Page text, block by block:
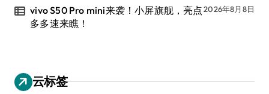
vivo S50 Pro mini来袭！小屏旗舰，亮点
多多速来瞧！
2026年8月8日
云标签